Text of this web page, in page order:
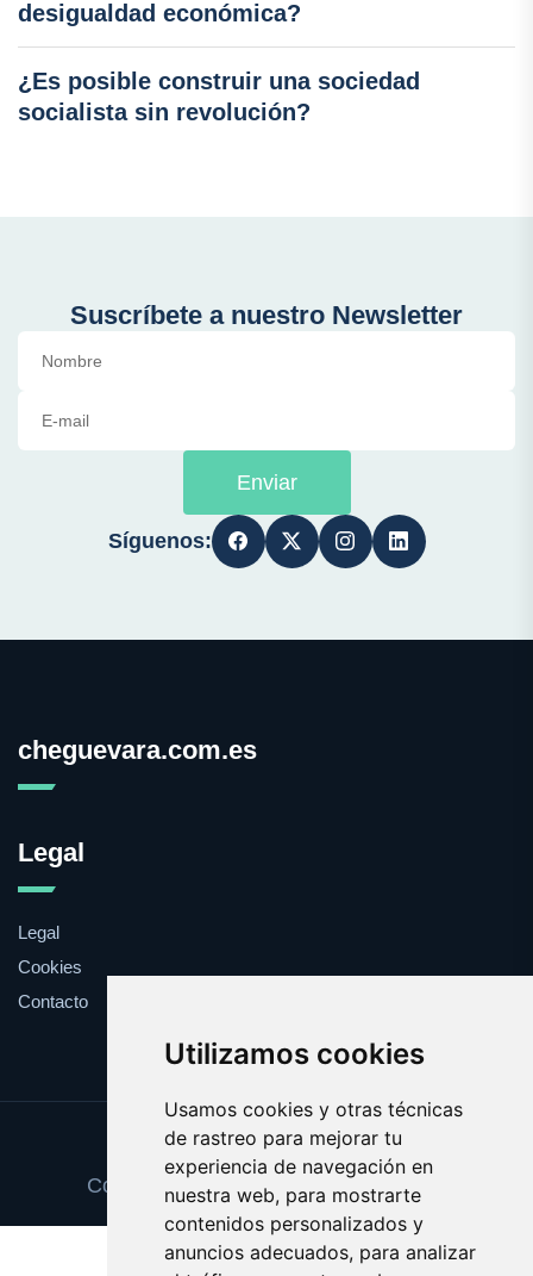
Utilizamos cookies
Usamos cookies y otras técnicas
de rastreo para mejorar tu
experiencia de navegación en
nuestra web, para mostrarte
contenidos personalizados y
anuncios adecuados, para analizar
desigualdad económica?
¿Es posible construir una sociedad
socialista sin revolución?
Suscríbete a nuestro Newsletter
Enviar
Síguenos:
cheguevara.com.es
Legal
Legal
Cookies
Contacto
Update cookies preferences
Copyright © 2025 cheguevara.com.es